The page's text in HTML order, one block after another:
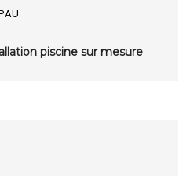
piscine sur mesure